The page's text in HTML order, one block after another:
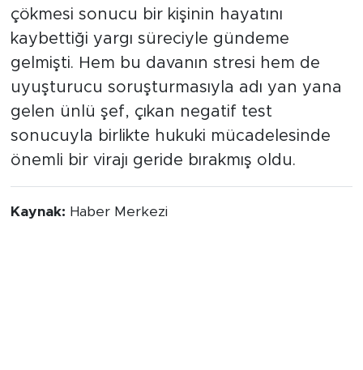
çökmesi sonucu bir kişinin hayatını
kaybettiği yargı süreciyle gündeme
gelmişti. Hem bu davanın stresi hem de
uyuşturucu soruşturmasıyla adı yan yana
gelen ünlü şef, çıkan negatif test
sonucuyla birlikte hukuki mücadelesinde
önemli bir virajı geride bırakmış oldu.
Kaynak: Haber Merkezi